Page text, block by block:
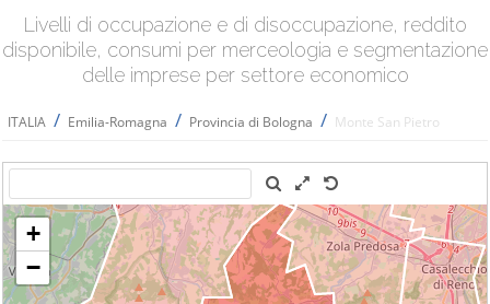
Livelli di occupazione e di disoccupazione, reddito
disponibile, consumi per merceologia e segmentazione
delle imprese per settore economico
ITALIA / Emilia-Romagna / Provincia di Bologna / Monte San Pietro